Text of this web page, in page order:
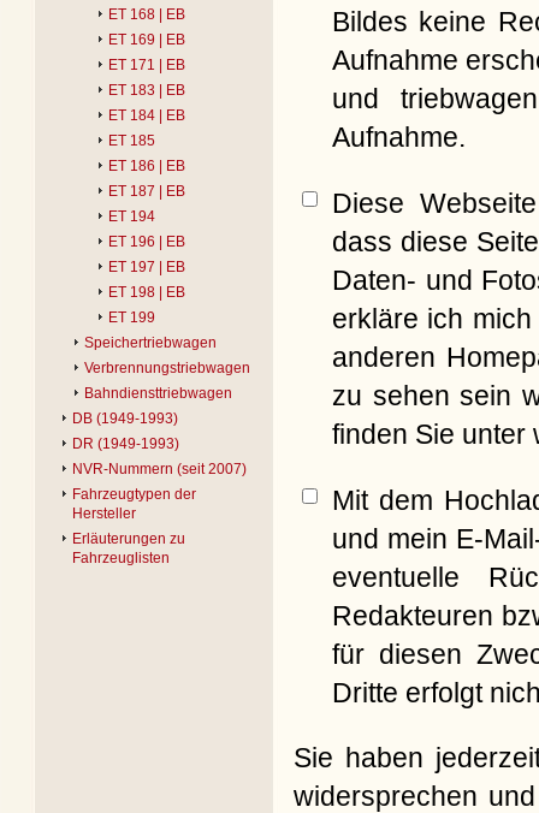
ET 168 | EB
ET 169 | EB
ET 171 | EB
ET 183 | EB
ET 184 | EB
ET 185
ET 186 | EB
ET 187 | EB
ET 194
ET 196 | EB
ET 197 | EB
ET 198 | EB
ET 199
Speichertriebwagen
Verbrennungstriebwagen
Bahndiensttriebwagen
DB (1949-1993)
DR (1949-1993)
NVR-Nummern (seit 2007)
Fahrzeugtypen der
Hersteller
Erläuterungen zu
Fahrzeuglisten
Bildes keine
Aufnahme
und
Aufnahme.
Diese
dass diese
Daten- und
erkläre ich
anderen
zu sehen sein
finden Sie unter
Mit dem
und mein E-
eventuelle
Redakteuren
für diesen
Dritte erfolgt
Sie haben
widersprechen